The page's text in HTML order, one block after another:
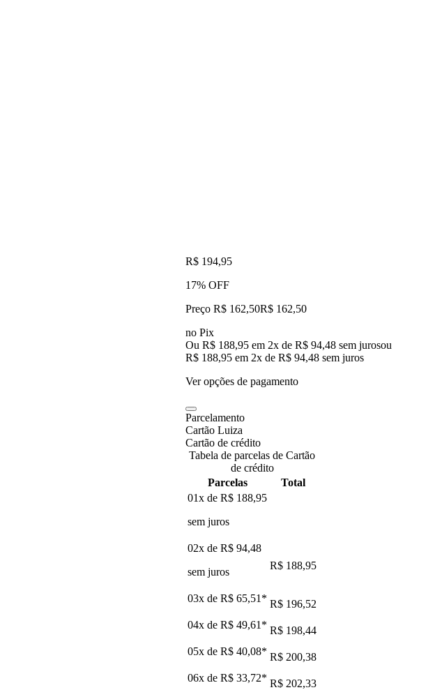
R$ 194,95
17% OFF
Preço R$ 162,50R$ 162,50
no Pix
Ou R$ 188,95 em 2x de R$ 94,48 sem jurosou
R$ 188,95 em 2x de R$ 94,48 sem juros
Ver opções de pagamento
Parcelamento
Cartão Luiza
Cartão de crédito
Tabela de parcelas de Cartão
de crédito
Parcelas
Total
01x de R$ 188,95
sem juros
02x de R$ 94,48
sem juros
R$ 188,95
03x de R$ 65,51 * R$ 196,52
04x de R$ 49,61 * R$ 198,44
05x de R$ 40,08* R$ 200,38
06x de R$ 33,72* R$ 202,33